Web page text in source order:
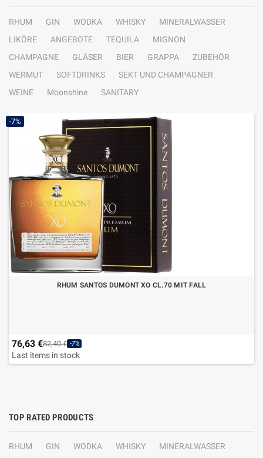
RHUM GIN WODKA WHISKY
MINERALWASSER
LIKÖRE
ANGEBOTE TEQUILA
MIGNON
CHAMPAGNE
GLÄSER BIER GRAPPA
ZUBEHÖR
WERMUT
SOFTDRINKS
SEKT UND CHAMPAGNER
WEINE
Moonshine SANITARY
-7%
RHUM SANTOS DUMONT XO CL.70 MIT FALL
76,63 €82,40 € -7%
Last items in stock
TOP RATED PRODUCTS
RHUM GIN WODKA WHISKY
MINERALWASSER